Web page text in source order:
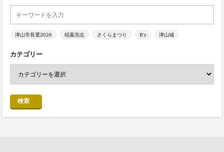
津山市長選2026 稲葉浩志 さくらまつり B’z 津山城
カテゴリー
検索